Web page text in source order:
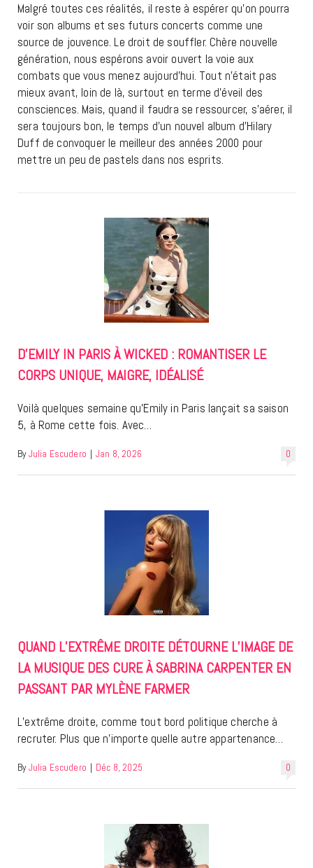
Malgré toutes ces réalités, il reste à espérer qu’on pourra
voir son albums et ses futurs concerts comme une
source de jouvence. Le droit de souffler. Chère nouvelle
génération, nous espérons avoir ouvert la voie aux
combats que vous menez aujourd’hui. Tout n’était pas
mieux avant, loin de là, surtout en terme d’éveil des
consciences. Mais, quand il faudra se ressourcer, s’aérer, il
sera toujours bon, le temps d’un nouvel album d’Hilary
Duff de convoquer le meilleur des années 2000 pour
mettre un peu de pastels dans nos esprits.
D’EMILY IN PARIS À WICKED : ROMANTISER LE
CORPS UNIQUE, MAIGRE, IDÉALISÉ
Voilà quelques semaine qu’Emily in Paris lançait sa saison
5, à Rome cette fois. Avec…
0
By Julia Escudero | Jan 8, 2026
QUAND L’EXTRÊME DROITE DÉTOURNE L’IMAGE DE
LA MUSIQUE DES CURE À SABRINA CARPENTER EN
PASSANT PAR MYLÈNE FARMER
L’extrême droite, comme tout bord politique cherche à
recruter. Plus que n’importe quelle autre appartenance…
0
By Julia Escudero | Déc 8, 2025